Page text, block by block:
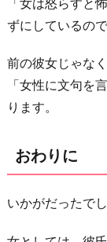
ずにしているので
前の彼女じゃな
「女性に文句を
ります。
おわりに
いかがだったで